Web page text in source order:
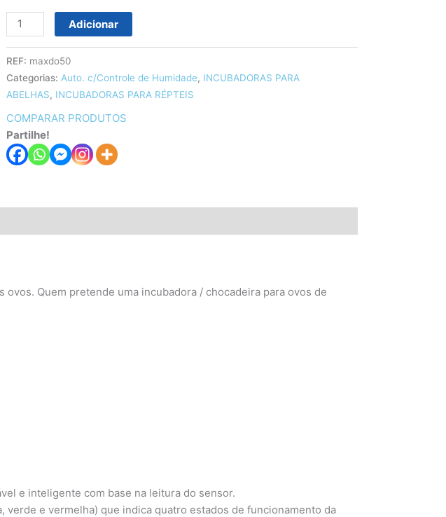
Adicionar
REF: maxdo50
Categorias: Auto. c/Controle de Humidade, INCUBADORAS PARA
ABELHAS, INCUBADORAS PARA RÉPTEIS
COMPARAR PRODUTOS
Partilhe!
Quem pretende uma incubadora / chocadeira para ovos de
e inteligente com base na leitura do sensor.
verde e vermelha) que indica quatro estados de funcionamento da